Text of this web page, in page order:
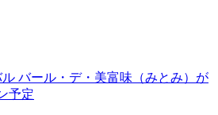
ル バール・デ・美富味（みとみ）が
予定